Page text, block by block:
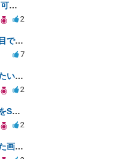
LINEで会社批判、警察が立件する可能性は？
2
開示請求の仮処分での審尋で２回目で終わらない場合どうしたらいいですか
7
無断で動画を撮影され、削除させたいが連絡が返ってこない。
2
当方の腹いせで相手方の個人情報をSNSで晒してしまい名誉毀損させてしまったかもしれない
2
ホームページ制作における使用した画像や文章の著作権について